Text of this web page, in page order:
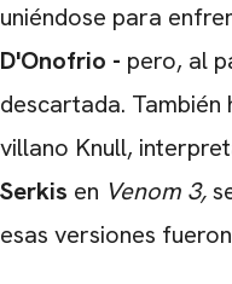
uniéndose para
D'Onofrio - pero, al
descartada.
villano Knull,
Serkis en Venom 3,
esas versiones